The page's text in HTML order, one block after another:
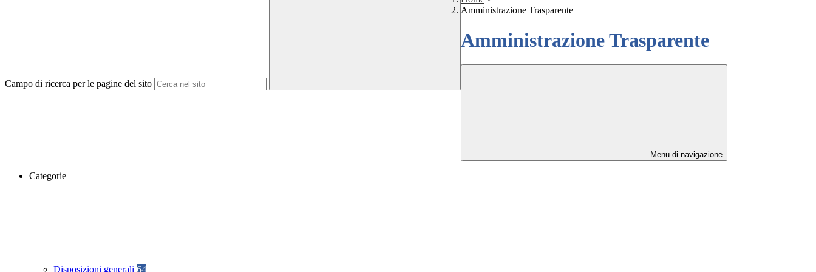
Campo di ricerca per le pagine del sito
Amministrazione Trasparente
Amministrazione Trasparente
Menu di navigazione
Categorie
Disposizioni generali 64